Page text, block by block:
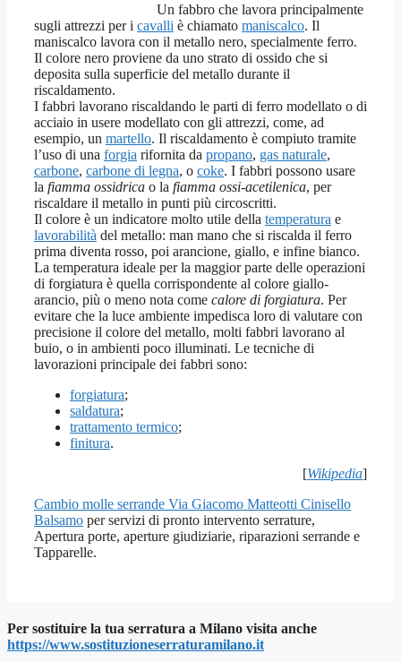
Un fabbro che lavora principalmente
sugli attrezzi per i cavalli è chiamato maniscalco. Il
maniscalco lavora con il metallo nero, specialmente ferro.
Il colore nero proviene da uno strato di ossido che si
deposita sulla superficie del metallo durante il
riscaldamento.
I fabbri lavorano riscaldando le parti di ferro modellato o di
acciaio in usere modellato con gli attrezzi, come, ad
esempio, un martello. Il riscaldamento è compiuto tramite
l’uso di una forgia rifornita da propano, gas naturale,
carbone, carbone di legna, o coke. I fabbri possono usare
la fiamma ossidrica o la fiamma ossi-acetilenica, per
riscaldare il metallo in punti più circoscritti.
Il colore è un indicatore molto utile della temperatura e
lavorabilità del metallo: man mano che si riscalda il ferro
prima diventa rosso, poi arancione, giallo, e infine bianco.
La temperatura ideale per la maggior parte delle operazioni
di forgiatura è quella corrispondente al colore giallo-
arancio, più o meno nota come calore di forgiatura. Per
evitare che la luce ambiente impedisca loro di valutare con
precisione il colore del metallo, molti fabbri lavorano al
buio, o in ambienti poco illuminati. Le tecniche di
lavorazioni principale dei fabbri sono:
forgiatura;
saldatura;
trattamento termico;
finitura.
[Wikipedia]
Cambio molle serrande Via Giacomo Matteotti Cinisello
Balsamo per servizi di pronto intervento serrature,
Apertura porte, aperture giudiziarie, riparazioni serrande e
Tapparelle.
Per sostituire la tua serratura a Milano visita anche
https://www.sostituzioneserraturamilano.it